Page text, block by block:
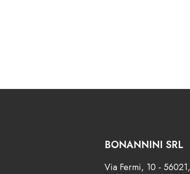
BONANNINI SRL
Via Fermi, 10 - 56021,